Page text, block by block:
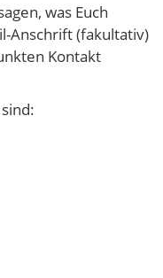
was Euch
Anschrift (fakultativ)
Kontakt